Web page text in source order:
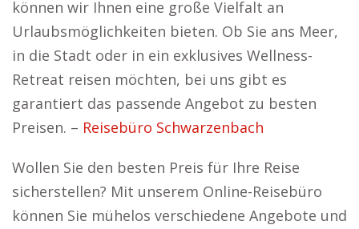
können wir Ihnen eine große Vielfalt an
Urlaubsmöglichkeiten bieten. Ob Sie ans Meer,
in die Stadt oder in ein exklusives Wellness-
Retreat reisen möchten, bei uns gibt es
garantiert das passende Angebot zu besten
Preisen. – Reisebüro Schwarzenbach
Wollen Sie den besten Preis für Ihre Reise
sicherstellen? Mit unserem Online-Reisebüro
können Sie mühelos verschiedene Angebote und